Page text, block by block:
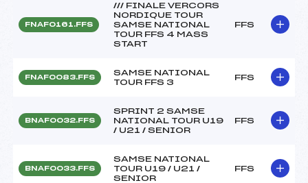
FNAF0161.FFS
/// FINALE VERCORS
NORDIQUE TOUR
SAMSE NATIONAL
TOUR FFS 4 MASS
START
FFS
FNAF0083.FFS
SAMSE NATIONAL
TOUR FFS 3
FFS
BNAF0032.FFS
SPRINT 2 SAMSE
NATIONAL TOUR U19
/ U21 / SENIOR
FFS
BNAF0033.FFS
SAMSE NATIONAL
TOUR U19 / U21 /
SENIOR
FFS